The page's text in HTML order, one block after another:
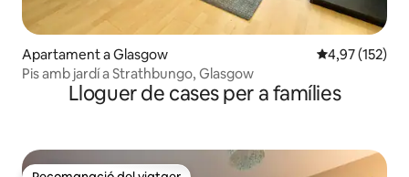
Apartament a Glasgow 4,97 de
4,97 (152)
Pis amb jardí a Strathbungo, Glasgow
Lloguer de cases per a famílies